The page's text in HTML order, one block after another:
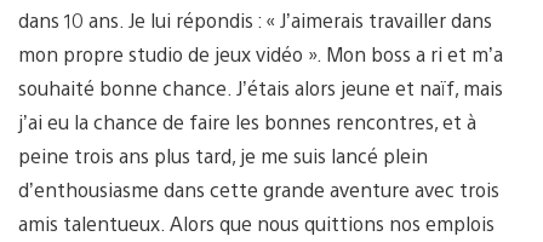
dans 10 ans. Je lui répondis : « J’aimerais travailler dans
mon propre studio de jeux vidéo ». Mon boss a ri et m’a
souhaité bonne chance. J’étais alors jeune et naïf, mais
j’ai eu la chance de faire les bonnes rencontres, et à
peine trois ans plus tard, je me suis lancé plein
d’enthousiasme dans cette grande aventure avec trois
amis talentueux. Alors que nous quittions nos emplois